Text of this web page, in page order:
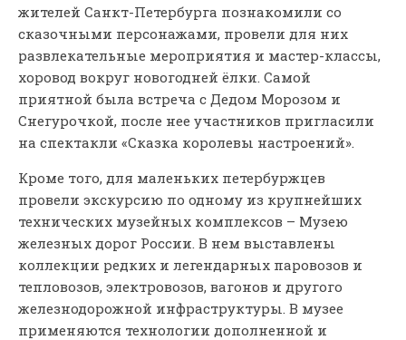
жителей Санкт-Петербурга познакомили со
сказочными персонажами, провели для них
развлекательные мероприятия и мастер-классы,
хоровод вокруг новогодней ёлки. Самой
приятной была встреча с Дедом Морозом и
Снегурочкой, после нее участников пригласили
на спектакли «Сказка королевы настроений».
Кроме того, для маленьких петербуржцев
провели экскурсию по одному из крупнейших
технических музейных комплексов – Музею
железных дорог России. В нем выставлены
коллекции редких и легендарных паровозов и
тепловозов, электровозов, вагонов и другого
железнодорожной инфраструктуры. В музее
применяются технологии дополненной и